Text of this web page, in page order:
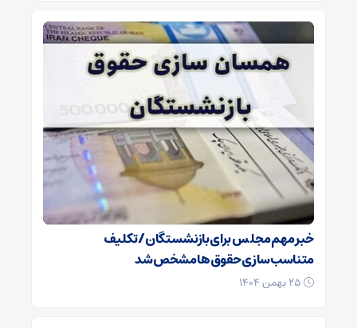
خبر مهم مجلس برای بازنشستگان/ تکلیف
متناسب‌سازی حقوق‌ها مشخص شد